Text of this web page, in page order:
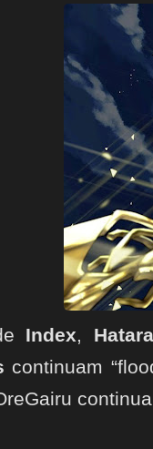
Index,
continuam